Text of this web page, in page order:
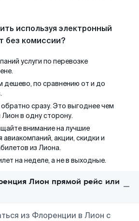
используя электронный
без комиссии?
услуги по перевозке
дешево, по сравнению от и до
сразу. Это выгоднее чем
в одну сторону.
внимание на лучшие
акции, скидки и
из Лиона.
на неделе, а не в выходные.
Лион прямой рейс или
из Флоренции в Лион с